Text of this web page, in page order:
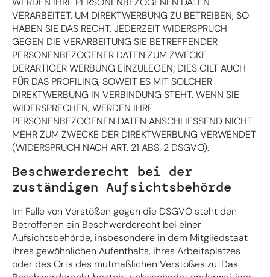
VERARBEITET, UM DIREKTWERBUNG ZU BETREIBEN, SO
HABEN SIE DAS RECHT, JEDERZEIT WIDERSPRUCH
GEGEN DIE VERARBEITUNG SIE BETREFFENDER
PERSONENBEZOGENER DATEN ZUM ZWECKE
DERARTIGER WERBUNG EINZULEGEN; DIES GILT AUCH
FÜR DAS PROFILING, SOWEIT ES MIT SOLCHER
DIREKTWERBUNG IN VERBINDUNG STEHT. WENN SIE
WIDERSPRECHEN, WERDEN IHRE
PERSONENBEZOGENEN DATEN ANSCHLIESSEND NICHT
MEHR ZUM ZWECKE DER DIREKTWERBUNG VERWENDET
(WIDERSPRUCH NACH ART. 21 ABS. 2 DSGVO).
Beschwerde­recht bei der
zuständigen Aufsichts­behörde
Im Falle von Verstößen gegen die DSGVO steht den
Betroffenen ein Beschwerderecht bei einer
Aufsichtsbehörde, insbesondere in dem Mitgliedstaat
ihres gewöhnlichen Aufenthalts, ihres Arbeitsplatzes
oder des Orts des mutmaßlichen Verstoßes zu. Das